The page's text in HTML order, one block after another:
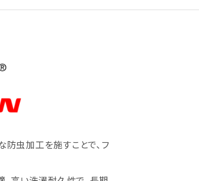
防虫加工を施すことで、フ